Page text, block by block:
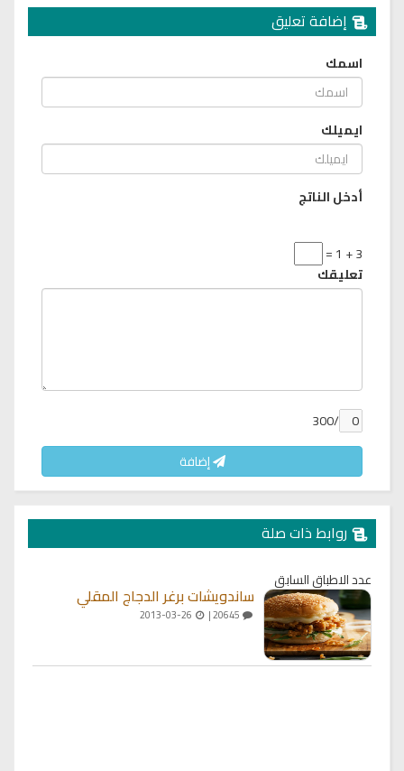
إضافة تعليق
اسمك
ايميلك
أدخل الناتج
3 + 1 =
تعليقك
/300
إضافة
روابط ذات صلة
عدد الاطباق السابق
ساندويشات برغر الدجاج المقلي